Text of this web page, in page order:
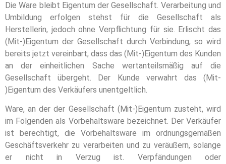
Die Ware bleibt Eigentum der Gesellschaft. Verarbeitung und
Umbildung erfolgen stehst für die Gesellschaft als
Herstellerin, jedoch ohne Verpflichtung für sie. Erlischt das
(Mit-)Eigentum der Gesellschaft durch Verbindung, so wird
bereits jetzt vereinbart, dass das (Mit-)Eigentum des Kunden
an der einheitlichen Sache wertanteilsmäßig auf die
Gesellschaft übergeht. Der Kunde verwahrt das (Mit-
)Eigentum des Verkäufers unentgeltlich.
Ware, an der der Gesellschaft (Mit-)Eigentum zusteht, wird
im Folgenden als Vorbehaltsware bezeichnet. Der Verkäufer
ist berechtigt, die Vorbehaltsware im ordnungsgemäßen
Geschäftsverkehr zu verarbeiten und zu veräußern, solange
er nicht in Verzug ist. Verpfändungen oder